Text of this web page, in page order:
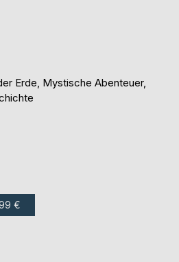
Erde, Mystische Abenteuer,
€